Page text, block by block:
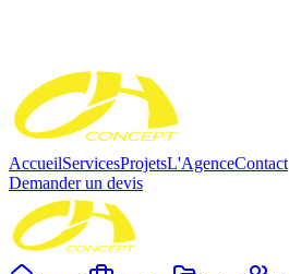
AccueilServicesProjetsL'AgenceContact
Demander un devis